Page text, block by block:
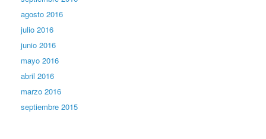
agosto 2016
julio 2016
junio 2016
mayo 2016
abril 2016
marzo 2016
septiembre 2015